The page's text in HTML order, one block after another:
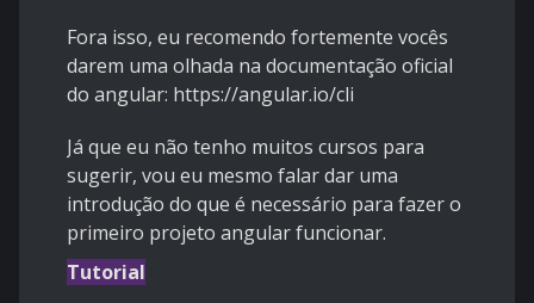
Fora isso, eu recomendo fortemente vocês
darem uma olhada na documentação oficial
do angular: https://angular.io/cli
Já que eu não tenho muitos cursos para
sugerir, vou eu mesmo falar dar uma
introdução do que é necessário para fazer o
primeiro projeto angular funcionar.
Tutorial